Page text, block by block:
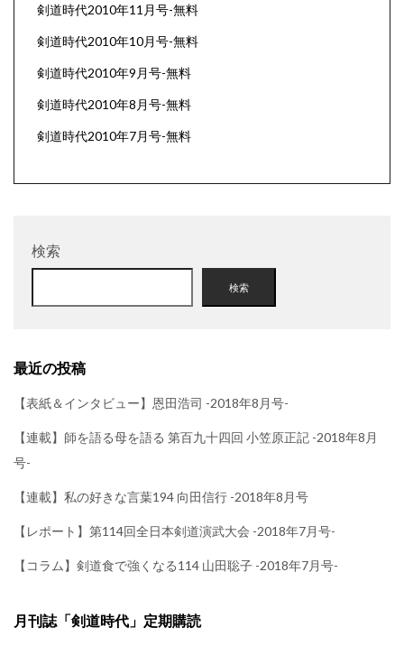
剣道時代2010年11月号-無料
剣道時代2010年10月号-無料
剣道時代2010年9月号-無料
剣道時代2010年8月号-無料
剣道時代2010年7月号-無料
検索
検索
最近の投稿
【表紙＆インタビュー】恩田浩司 -2018年8月号-
【連載】師を語る母を語る 第百九十四回 小笠原正記 -2018年8月
号-
【連載】私の好きな言葉194 向田信行 -2018年8月号
【レポート】第114回全日本剣道演武大会 -2018年7月号-
【コラム】剣道食で強くなる114 山田聡子 -2018年7月号-
月刊誌「剣道時代」定期購読